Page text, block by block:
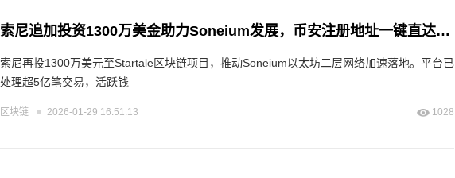
索尼追加投资1300万美金助力Soneium发展，币安注册地址一键直达全球交易入口
索尼再投1300万美元至Startale区块链项目，推动Soneium以太坊二层网络加速落地。平台已
处理超5亿笔交易，活跃钱
区块链 2026-01-29 16:51:13 1028